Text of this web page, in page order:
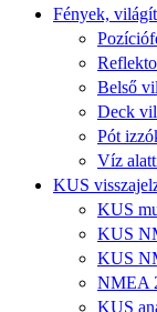
Fények,
Belső
Deck
Pót
Víz
KUS
KUS
KUS
KUS
NMEA
KUS